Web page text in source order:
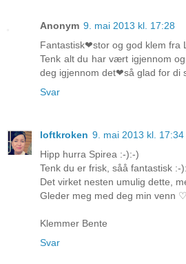
Anonym 9. mai 2013 kl. 17:28
Fantastisk❤stor og god klem fra
Tenk alt du har vært igjennom
deg igjennom det❤så glad for di
Svar
loftkroken 9. mai 2013 kl. 17:34
Hipp hurra Spirea :-):-)
Tenk du er frisk, såå fantastisk :-
Det virket nesten umulig dette,
Gleder meg med deg min venn
Klemmer Bente
Svar